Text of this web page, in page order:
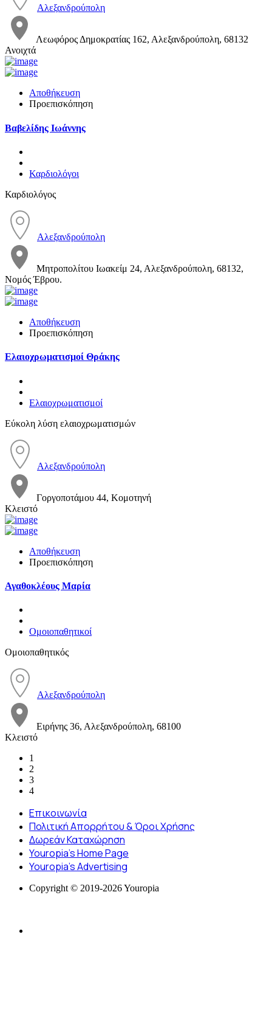
Αλεξανδρούπολη
Λεωφόρος Δημοκρατίας 162, Αλεξανδρούπολη, 68132
Ανοιχτά
Αποθήκευση
Προεπισκόπηση
Βαβελίδης Ιωάννης
Καρδιολόγοι
Καρδιολόγος
Αλεξανδρούπολη
Μητροπολίτου Ιωακείμ 24, Αλεξανδρούπολη, 68132,
Νομός Έβρου.
Αποθήκευση
Προεπισκόπηση
Ελαιοχρωματισμοί Θράκης
Ελαιοχρωματισμοί
Εύκολη λύση ελαιοχρωματισμών
Αλεξανδρούπολη
Γοργοποτάμου 44, Κομοτηνή
Κλειστό
Αποθήκευση
Προεπισκόπηση
Αγαθοκλέους Μαρία
Ομοιοπαθητικοί
Ομοιοπαθητικός
Αλεξανδρούπολη
Ειρήνης 36, Αλεξανδρούπολη, 68100
Κλειστό
1
2
3
4
Επικοινωνία
Πολιτική Απορρήτου & Όροι Χρήσης
Δωρεάν Καταχώρηση
Youropia’s Home Page
Youropia’s Advertising
Copyright © 2019-2026 Youropia